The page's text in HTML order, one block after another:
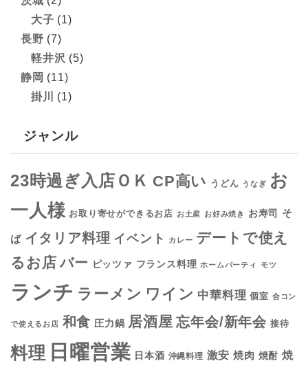
大子 (1)
長野 (7)
軽井沢 (5)
静岡 (11)
掛川
(1)
ジャンル
23時過ぎ入店ＯＫ CP高い うどん うなぎ お
一人様 お取り寄せができるお店 お土産 お好み焼き お寿司 そ
ば イタリア料理 イベント カレー デートで使え
るお店 バー ピッツァ フランス料理 ホームパーティ モツ
ランチ ラーメン ワイン 中華料理 個室 合コン
で使えるお店 和食 圧力鍋 居酒屋 忘年会/新年会 接待
料理 日曜営業 日本酒 沖縄料理 激安 焼肉 焼酎 焼